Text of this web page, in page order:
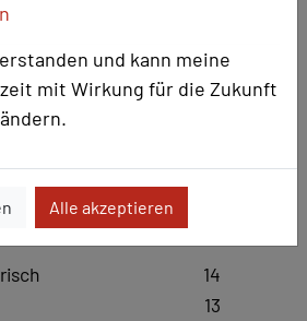
und kann meine
mit Wirkung für die Zukunft
Alle akzeptieren
in qm
142m²
coronakonform
14
13